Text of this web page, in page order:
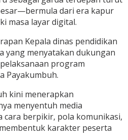
dari era kapur
masa layar digital.
Kepala dinas pendidikan
yang menyatakan dukungan
program
Payakumbuh.
kini menerapkan
menyentuh media
cara berpikir, pola komunikasi,
karakter peserta